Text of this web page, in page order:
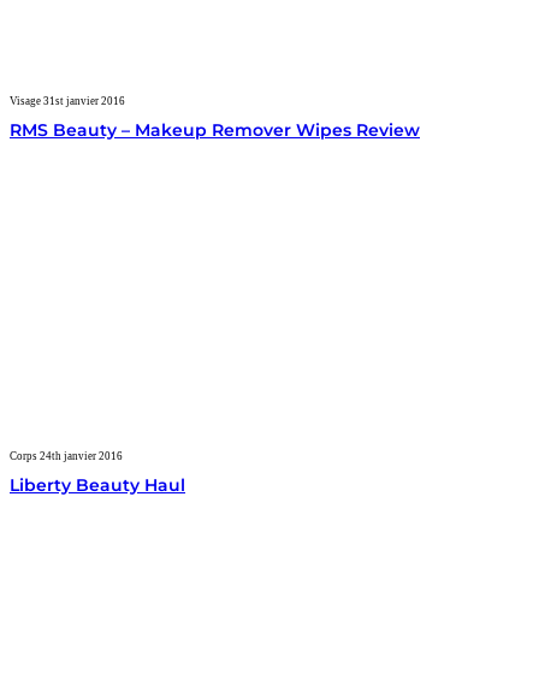
Visage 31st janvier 2016
RMS Beauty – Makeup Remover Wipes Review
Corps 24th janvier 2016
Liberty Beauty Haul